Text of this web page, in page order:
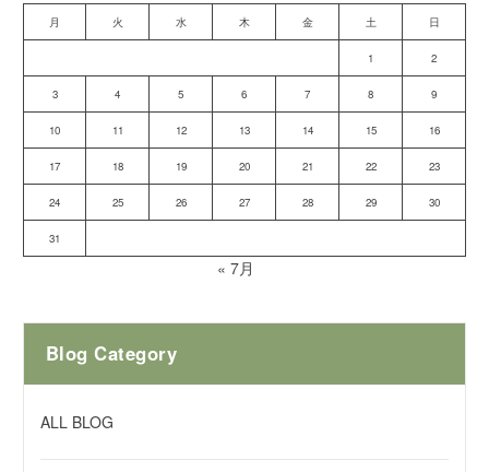
月 火 水 木 金 土 日
1 2
3 4 5 6 7 8 9
10 11 12 13 14 15 16
17 18 19 20 21 22 23
24 25 26 27 28 29 30
31
« 7月
Blog Category
ALL BLOG